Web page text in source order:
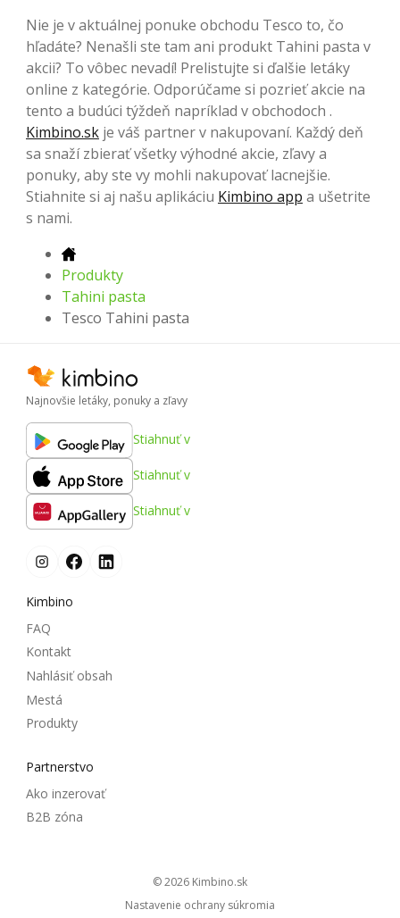
Nie je v aktuálnej ponuke obchodu Tesco to, čo
hľadáte? Nenašli ste tam ani produkt Tahini pasta v
akcii? To vôbec nevadí! Prelistujte si ďalšie letáky
online z kategórie. Odporúčame si pozrieť akcie na
tento a budúci týždeň napríklad v obchodoch .
Kimbino.sk je váš partner v nakupovaní. Každý deň
sa snaží zbierať všetky výhodné akcie, zľavy a
ponuky, aby ste vy mohli nakupovať lacnejšie.
Stiahnite si aj našu aplikáciu Kimbino app a ušetrite
s nami.
Produkty
Tahini pasta
Tesco Tahini pasta
Najnovšie letáky, ponuky a zľavy
Stiahnuť v
Stiahnuť v
Stiahnuť v
Kimbino
FAQ
Kontakt
Nahlásiť obsah
Mestá
Produkty
Partnerstvo
Ako inzerovať
B2B zóna
© 2026
kimbino.sk
Nastavenie ochrany súkromia